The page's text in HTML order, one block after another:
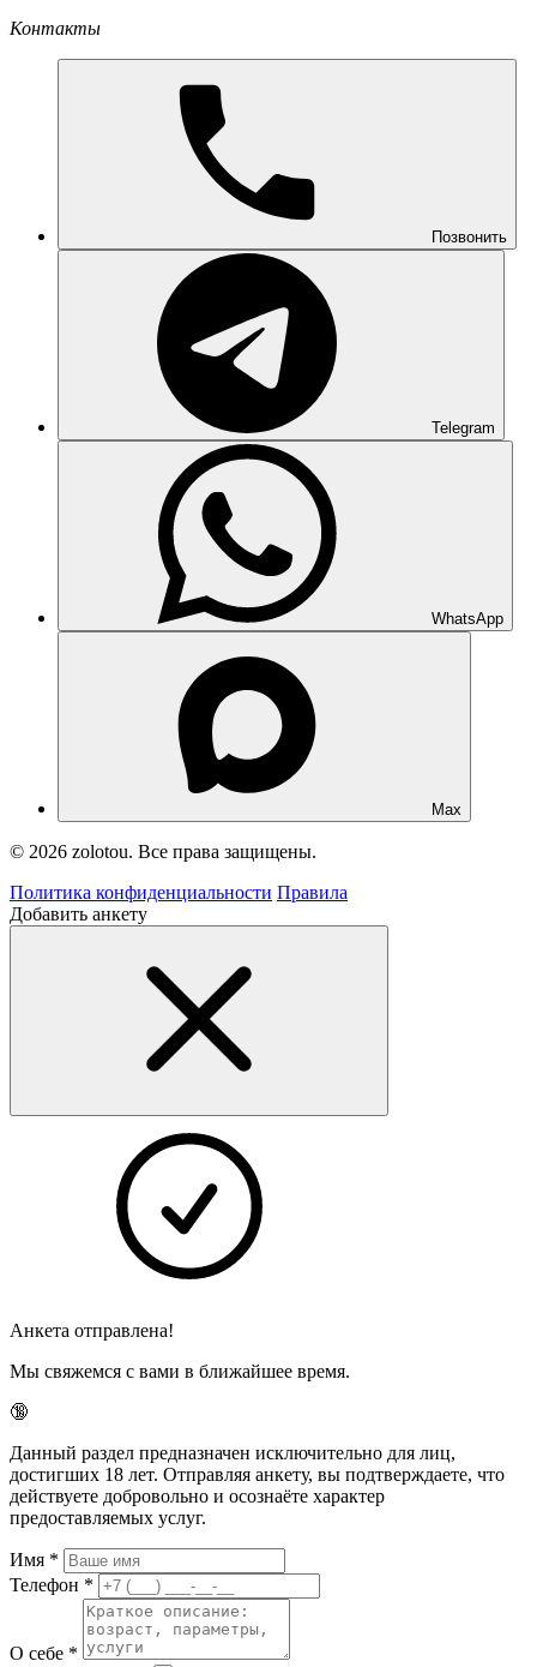
Контакты
Позвонить
Telegram
WhatsApp
Max
© 2026 zolotou. Все права защищены.
Политика конфиденциальности Правила
Добавить анкету
Анкета отправлена!
Мы свяжемся с вами в ближайшее время.
🔞
Данный раздел предназначен исключительно для лиц,
достигших 18 лет. Отправляя анкету, вы подтверждаете, что
действуете добровольно и осознаёте характер
предоставляемых услуг.
Имя *
Телефон *
О себе *